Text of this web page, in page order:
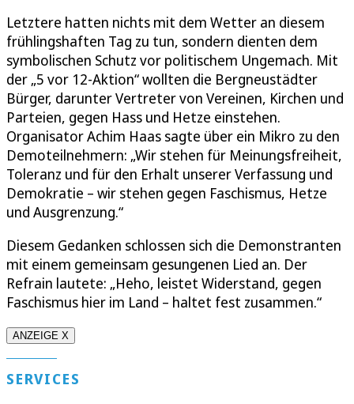
Letztere hatten nichts mit dem Wetter an diesem
frühlingshaften Tag zu tun, sondern dienten dem
symbolischen Schutz vor politischem Ungemach. Mit
der „5 vor 12-Aktion“ wollten die Bergneustädter
Bürger, darunter Vertreter von Vereinen, Kirchen und
Parteien, gegen Hass und Hetze einstehen.
Organisator Achim Haas sagte über ein Mikro zu den
Demoteilnehmern: „Wir stehen für Meinungsfreiheit,
Toleranz und für den Erhalt unserer Verfassung und
Demokratie – wir stehen gegen Faschismus, Hetze
und Ausgrenzung.“
Diesem Gedanken schlossen sich die Demonstranten
mit einem gemeinsam gesungenen Lied an. Der
Refrain lautete: „Heho, leistet Widerstand, gegen
Faschismus hier im Land – haltet fest zusammen.“
ANZEIGE X
SERVICES